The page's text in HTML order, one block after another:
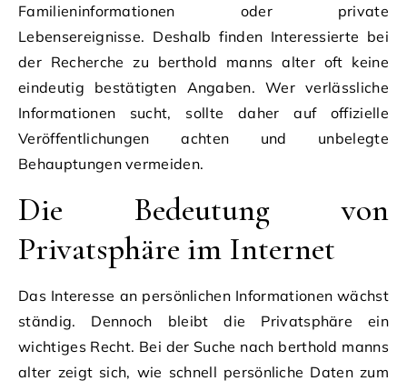
Familieninformationen oder private
Lebensereignisse. Deshalb finden Interessierte bei
der Recherche zu berthold manns alter oft keine
eindeutig bestätigten Angaben. Wer verlässliche
Informationen sucht, sollte daher auf offizielle
Veröffentlichungen achten und unbelegte
Behauptungen vermeiden.
Die Bedeutung von
Privatsphäre im Internet
Das Interesse an persönlichen Informationen wächst
ständig. Dennoch bleibt die Privatsphäre ein
wichtiges Recht. Bei der Suche nach berthold manns
alter zeigt sich, wie schnell persönliche Daten zum